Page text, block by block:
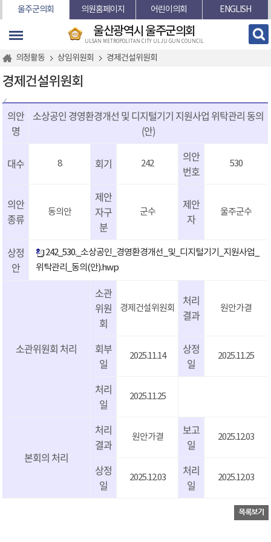
본문바로가기
울주군의회 의원홈페이지 어린이의회 ENGLISH
울산광역시 울주군의회
ULSAN METROPOLITAN CITY ULJU GUN COUNCIL
의정활동 상임위원회 경제건설위원회
경제건설위원회
의안
명
소상공인 경영환경개선 및 디지털기기 지원사업 위탁관리 동의
(안)
대수 8 회기 242
의안
번호
530
의안
종류
동의안
제안
자구
분
군수
제안
자
울주군수
상정
안
242_530._소상공인_경영환경개선_및_디지털기기_지원사업_
위탁관리_동의(안).hwp
소관위원회 처리
소관
위원
회
경제건설위원회
처리
결과
원안가결
회부
일
2025.11.14
상정
일
2025.11.25
처리
일
2025.11.25
본회의 처리
처리
결과
원안가결
보고
일
2025.12.03
상정
일
2025.12.03
처리
일
2025.12.03